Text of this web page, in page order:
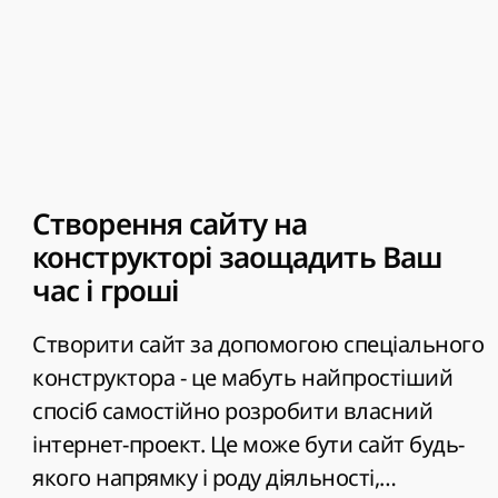
Створення сайту на
конструкторі заощадить Ваш
час і гроші
Створити сайтза допомогою спеціального
конструктора - це мабуть найпростіший
спосіб самостійно розробити власний
інтернет-проект. Це може бути сайт будь-
якого напрямку і роду діяльності,